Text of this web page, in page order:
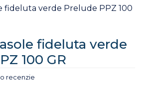
fideluta verde
100 GR
recenzie